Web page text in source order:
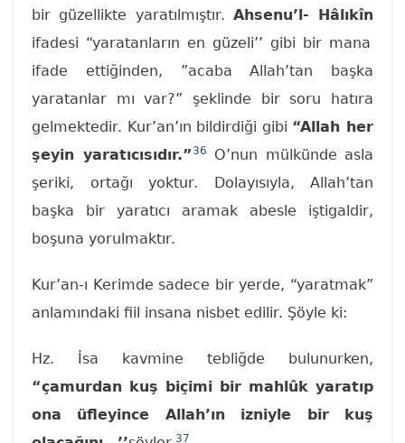
bir güzellikte yaratılmıştır. Ahsenu’l- Hâlıkîn
ifadesi “yaratanların en güzeli’’ gibi bir mana
ifade ettiğinden, ”acaba Allah’tan başka
yaratanlar mı var?” şeklinde bir soru hatıra
gelmektedir. Kur’an’ın bildirdiği gibi “Allah her
şeyin yaratıcısıdır.” 36
O’nun mülkünde asla
şeriki, ortağı yoktur. Dolayısıyla, Allah’tan
başka bir yaratıcı aramak abesle iştigaldir,
boşuna yorulmaktır.
Kur’an-ı Kerimde sadece bir yerde, “yaratmak”
anlamındaki fiil insana nisbet edilir. Şöyle ki:
Hz. İsa kavmine tebliğde bulunurken,
“çamurdan kuş biçimi bir mahlûk yaratıp
ona üfleyince Allah’ın izniyle bir kuş
37